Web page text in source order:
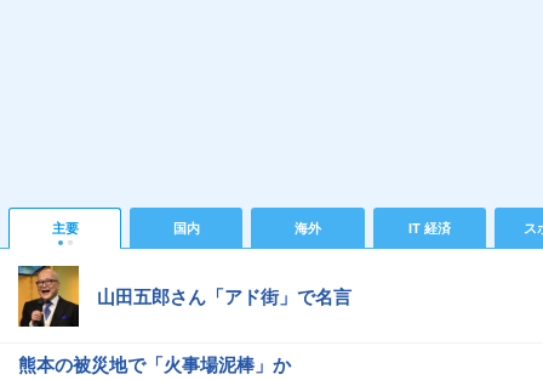
主要 国内 海外 IT 経済 ス
山田五郎さん「アド街」で名言
熊本の被災地で「火事場泥棒」か